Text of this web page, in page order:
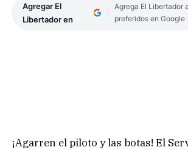
Agregar El
Libertador en
Agrega El Libertador
preferidos en Google
¡Agarren el piloto y las botas! El